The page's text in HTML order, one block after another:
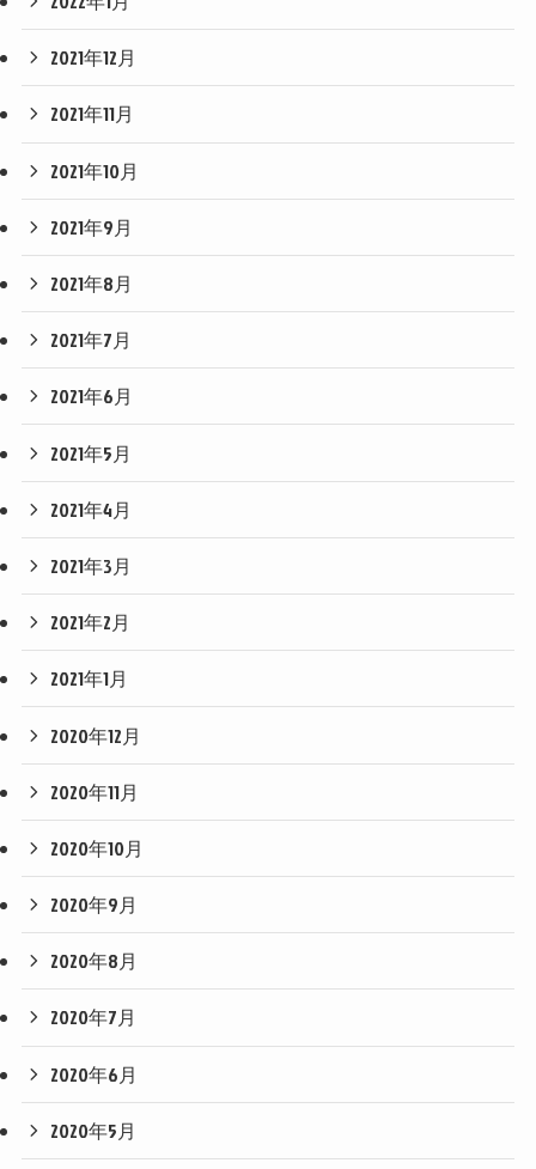
2021年12月
2021年11月
2021年10月
2021年9月
2021年8月
2021年7月
2021年6月
2021年5月
2021年4月
2021年3月
2021年2月
2021年1月
2020年12月
2020年11月
2020年10月
2020年9月
2020年8月
2020年7月
2020年6月
2020年5月